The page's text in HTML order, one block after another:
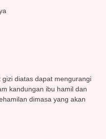
diatas dapat mengurangi
kandungan ibu hamil dan
dimasa yang akan